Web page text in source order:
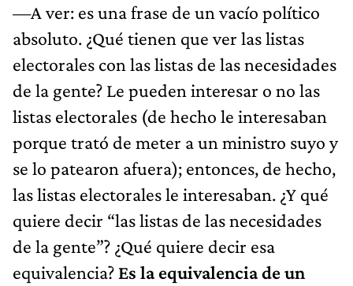
—A ver: es una frase de un vacío político
absoluto. ¿Qué tienen que ver las listas
electorales con las listas de las necesidades
de la gente? Le pueden interesar o no las
listas electorales (de hecho le interesaban
porque trató de meter a un ministro suyo y
se lo patearon afuera); entonces, de hecho,
las listas electorales le interesaban. ¿Y qué
quiere decir “las listas de las necesidades
de la gente”? ¿Qué quiere decir esa
equivalencia? Es la equivalencia de un